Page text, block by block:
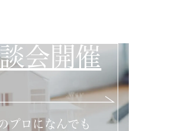
会開催
プロになんでも